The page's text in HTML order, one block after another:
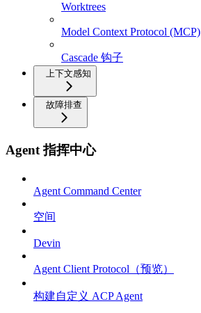
Worktrees
Model Context Protocol (MCP)
Cascade 钩子
上下文感知
故障排查
Agent 指挥中心
Agent Command Center
空间
Devin
Agent Client Protocol（预览）
构建自定义 ACP Agent